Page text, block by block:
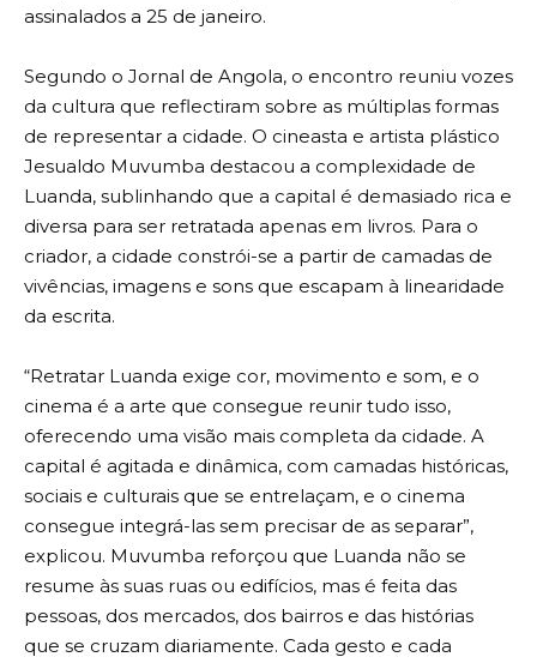
assinalados a 25 de janeiro.
Segundo o Jornal de Angola, o encontro reuniu vozes
da cultura que reflectiram sobre as múltiplas formas
de representar a cidade. O cineasta e artista plástico
Jesualdo Muvumba destacou a complexidade de
Luanda, sublinhando que a capital é demasiado rica e
diversa para ser retratada apenas em livros. Para o
criador, a cidade constrói-se a partir de camadas de
vivências, imagens e sons que escapam à linearidade
da escrita.
“Retratar Luanda exige cor, movimento e som, e o
cinema é a arte que consegue reunir tudo isso,
oferecendo uma visão mais completa da cidade. A
capital é agitada e dinâmica, com camadas históricas,
sociais e culturais que se entrelaçam, e o cinema
consegue integrá-las sem precisar de as separar”,
explicou. Muvumba reforçou que Luanda não se
resume às suas ruas ou edifícios, mas é feita das
pessoas, dos mercados, dos bairros e das histórias
que se cruzam diariamente. Cada gesto e cada